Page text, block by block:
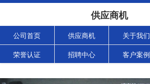
供应商机
公司首页 供应商机 关于我们
荣誉认证 招聘中心 客户案例